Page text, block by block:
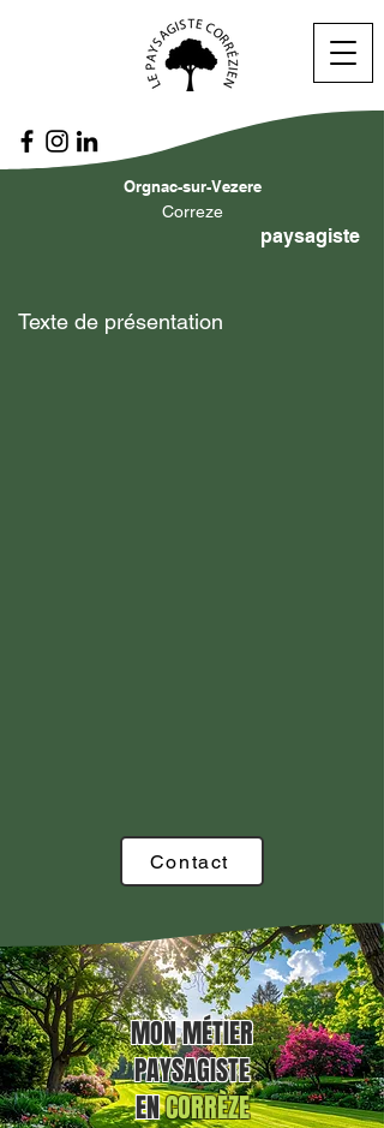
Orgnac-sur-Vezere
Correze
paysagiste
Texte de présentation
Contact
MON MÉTIER
PAYSAGISTE
ENCORRÈZE